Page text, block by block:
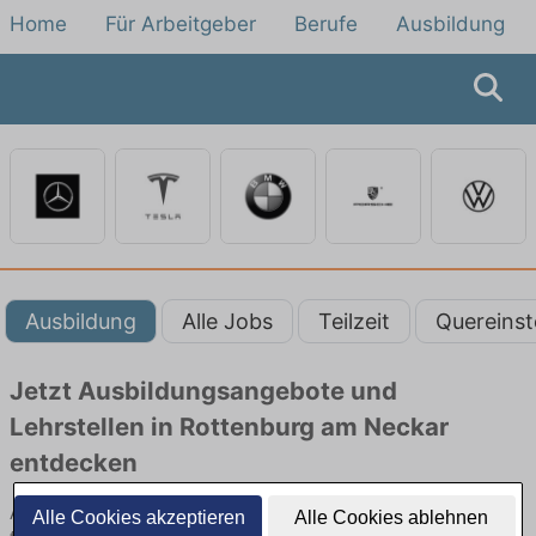
Alle Cookies akzeptieren Alle Cookies ablehnen
Home Für Arbeitgeber Berufe Ausbildung
Ausbildung Alle Jobs Teilzeit
Jetzt Ausbildungsangebote und
Lehrstellen in Rottenburg am Neckar
entdecken
Ausbildungsangebote beim Autobauer in Rottenburg am Neckar